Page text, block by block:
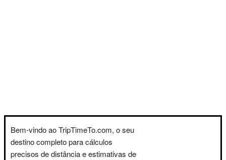
Bem-vindo ao TripTimeTo.com, o seu
destino completo para cálculos
precisos de distância e estimativas de